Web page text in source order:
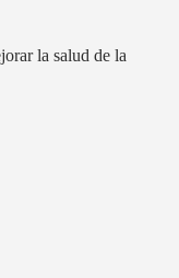
la salud de la